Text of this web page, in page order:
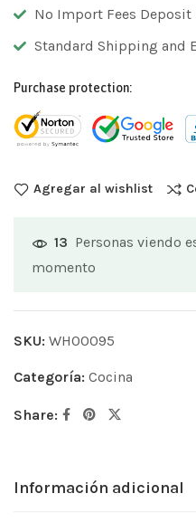
No Import Fees Deposit
Standard Shipping and
Purchase protection:
Agregar al wishlist
13 Personas viendo
momento
SKU: WH00095
Categoría: Cocina
Share:
Información adicional